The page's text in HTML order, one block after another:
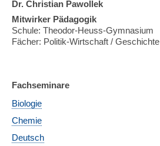
Dr. Christian Pawollek
Mitwirker Pädagogik
Schule: Theodor-Heuss-Gymnasium
Fächer: Politik-Wirtschaft / Geschichte
Fachseminare
Biologie
Chemie
Deutsch